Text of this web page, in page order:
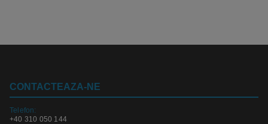
CONTACTEAZA-NE
Telefon:
+40 310 050 144